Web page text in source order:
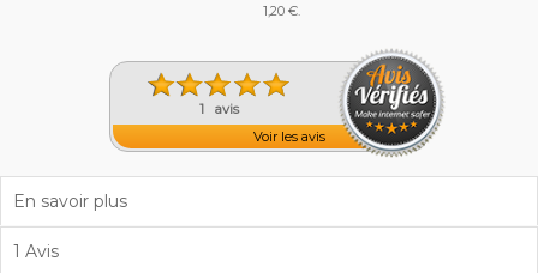
1,20 €.
1 avis
Voir les avis
En savoir plus
1 Avis